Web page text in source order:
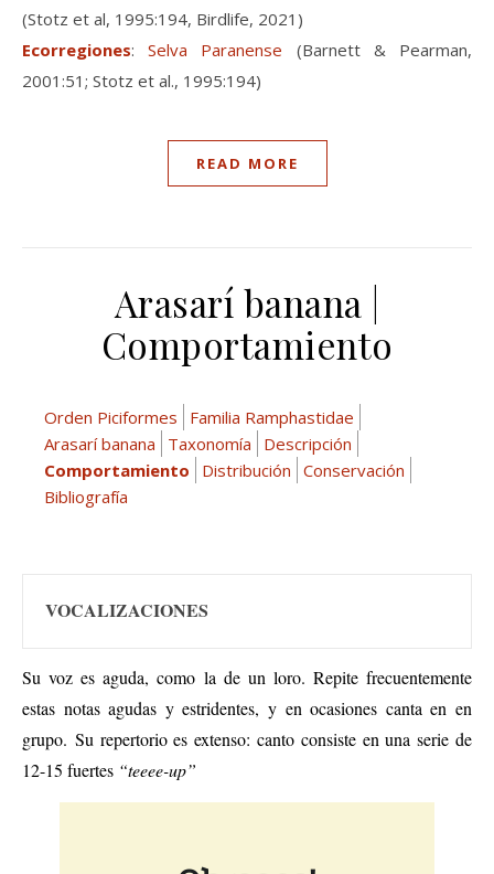
(Stotz et al, 1995:194, Birdlife, 2021)
Ecorregiones:Selva Paranense (Barnett & Pearman,
2001:51; Stotz et al., 1995:194)
READ MORE
Arasarí banana |
Comportamiento
Orden Piciformes
Familia Ramphastidae
Arasarí banana
Taxonomía
Descripción
Comportamiento
Distribución Conservación
Bibliografía
VOCALIZACIONES
Su voz es aguda, como la de un loro. Repite frecuentemente
estas notas agudas y estridentes, y enocasiones canta enen
grupo. Su repertorio es extenso: canto consiste en una serie de
12-15 fuertes “teeee-up”